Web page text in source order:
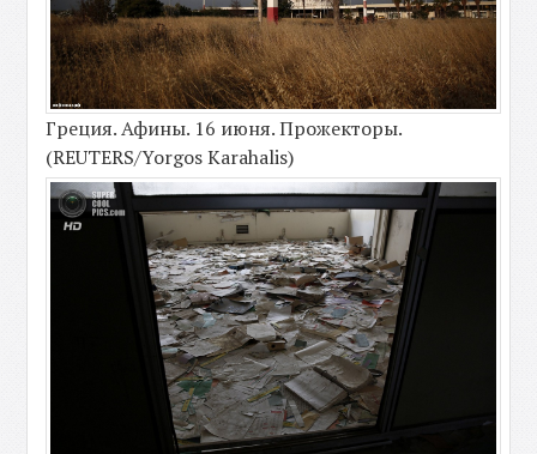
Греция. Афины. 16 июня. Прожекторы.
(REUTERS/Yorgos Karahalis)